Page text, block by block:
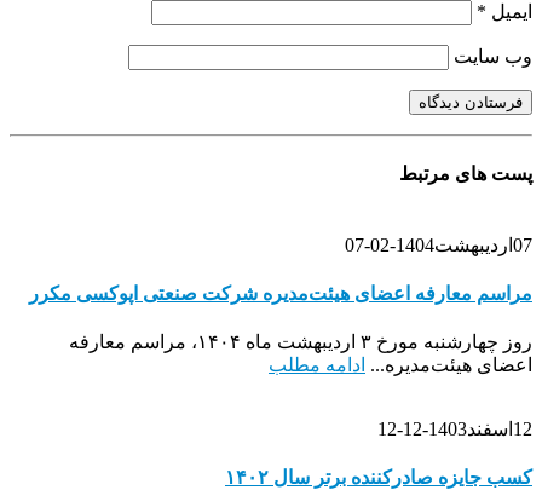
ایمیل *
وب‌ سایت
پست های مرتبط
07 اردیبهشت1404-02-07
مراسم معارفه اعضای هیئت‌مدیره شرکت صنعتی اپوکسی مکرر
روز چهارشنبه مورخ ۳ اردیبهشت ماه ۱۴۰۴، مراسم معارفه
اعضای هیئت‌مدیره... ادامه مطلب
12 اسفند1403-12-12
کسب جایزه صادرکننده برتر سال ۱۴۰۲